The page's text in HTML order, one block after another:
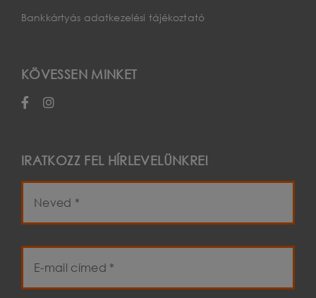
Bankkártyás adatkezelési tájékoztató
KÖVESSEN MINKET
IRATKOZZ FEL HÍRLEVELÜNKRE!
mail